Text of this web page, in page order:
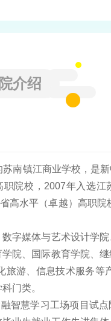
介绍
南镇江商业学校，是
院校，2007年入选江
高水平（卓越）高职院
字媒体与艺术设计学
院、国际教育学院、
游、信息技术服务等
门类。
智慧学习工场项目试